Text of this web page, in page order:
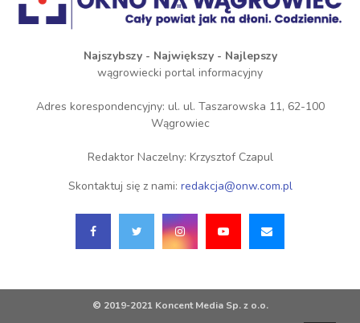
Najszybszy - Największy - Najlepszy
wągrowiecki portal informacyjny
Adres korespondencyjny: ul. ul. Taszarowska 11, 62-100
Wągrowiec
Redaktor Naczelny: Krzysztof Czapul
Skontaktuj się z nami: redakcja@onw.com.pl
© 2019-2021 Koncent Media Sp. z o.o.